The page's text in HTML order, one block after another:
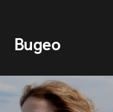
Видео